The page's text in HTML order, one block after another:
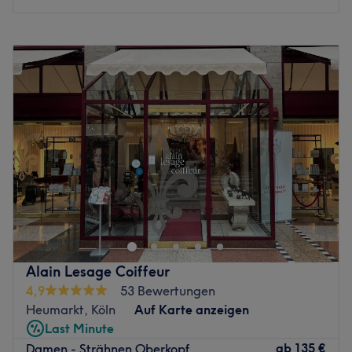
länger dauern sollte, das Team bietet Getränke an,
damit ein lästiger Alltagstermin zu einem kleinen
Entspannungstrip wird. Die Zufriedenheit des Kunden
liegt hier definitiv an erster Stelle.
Zurück zur Salonansicht
Dienstag
09:00
17:30
Mittwoch
09:00
17:30
Donnerstag
09:00– 19:00
09:00–20:00
Samstag
09:00–17:30
Sonntag
Geschlossen
Erlebe exklusive Haarschnitte, moderne Farbtechniken
und persönliche Stylings bei Haar Rituale – mitten in der
Kölner Innenstadt. Bei Haar Rituale stehst du im
Mittelpunkt: individuell, stilbewusst und mit viel
Feingefühl für deine Ausstrahlung. Ob Damen oder
Herren – das Team kreiert Looks, die zu dir passen und
Ihre Persönlichkeit unterstreichen. Gönne dich dein
persönliches Haar-Ritual – sie freuen sich auf dich!
Nächste öffentliche Verkehrsmittel:
Alain Lesage Coiffeur
4,9
53 Bewertungen
Heumarkt, Köln
Auf Karte anzeigen
Last Minute
ab 135 €